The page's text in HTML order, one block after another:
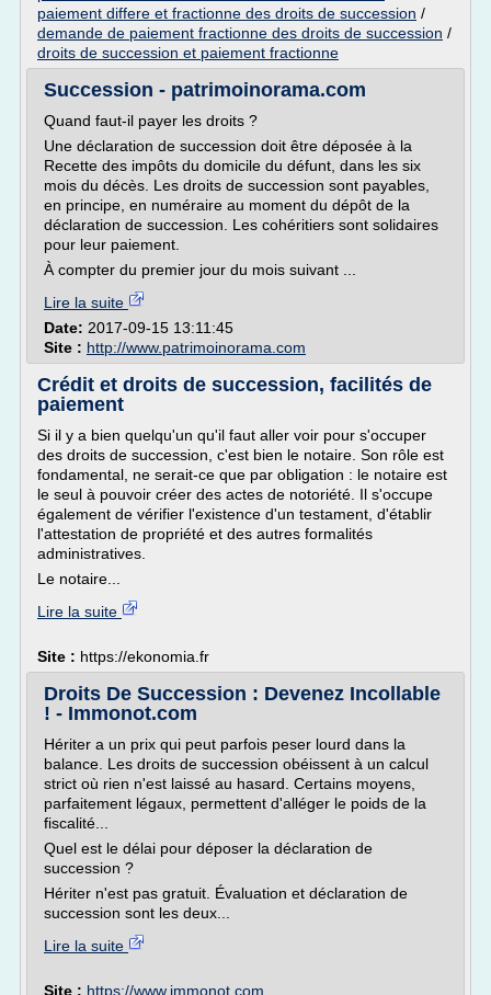
paiement differe et fractionne des droits de succession /
demande de paiement fractionne des droits de succession /
droits de succession et paiement fractionne
Succession - patrimoinorama.com
Quand faut-il payer les droits ?
Une déclaration de succession doit être déposée à la
Recette des impôts du domicile du défunt, dans les six
mois du décès. Les droits de succession sont payables,
en principe, en numéraire au moment du dépôt de la
déclaration de succession. Les cohéritiers sont solidaires
pour leur paiement.
À compter du premier jour du mois suivant ...
Lire la suite
Date: 2017-09-15 13:11:45
Site : http://www.patrimoinorama.com
Crédit et droits de succession, facilités de
paiement
Si il y a bien quelqu'un qu'il faut aller voir pour s'occuper
des droits de succession, c'est bien le notaire. Son rôle est
fondamental, ne serait-ce que par obligation : le notaire est
le seul à pouvoir créer des actes de notoriété. Il s'occupe
également de vérifier l'existence d'un testament, d'établir
l'attestation de propriété et des autres formalités
administratives.
Le notaire...
Lire la suite
Site : https://ekonomia.fr
Droits De Succession : Devenez Incollable
! - Immonot.com
Hériter a un prix qui peut parfois peser lourd dans la
balance. Les droits de succession obéissent à un calcul
strict où rien n'est laissé au hasard. Certains moyens,
parfaitement légaux, permettent d'alléger le poids de la
fiscalité...
Quel est le délai pour déposer la déclaration de
succession ?
Hériter n'est pas gratuit. Évaluation et déclaration de
succession sont les deux...
Lire la suite
Site : https://www.immonot.com